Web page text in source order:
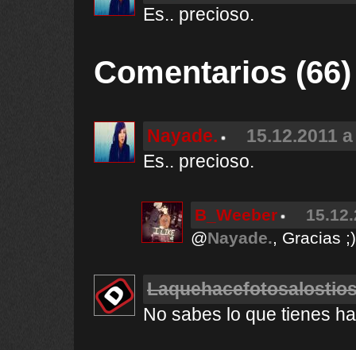
Es.. precioso.
Comentarios (66)
Nayade.
15.12.2011
Es.. precioso.
B_Weeber
@Nayade., Gracias ;)
No sabes lo que tienes